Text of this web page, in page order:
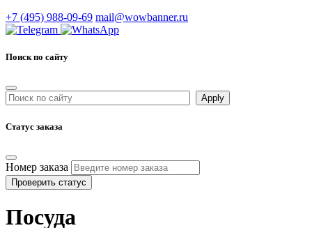
+7 (495) 988-09-69 mail@wowbanner.ru
Поиск по сайту
Статус заказа
Номер заказа
Проверить статус
Посуда